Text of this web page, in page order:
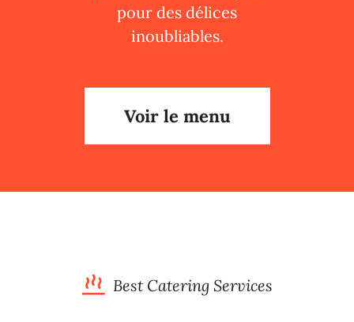
pour des délices
inoubliables.
Voir le menu
Best Catering Services